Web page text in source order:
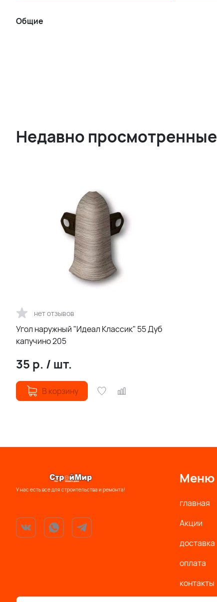
Общие
Недавно просмотренные
нет отзывов
Угол наружный "Идеал Классик" 55 Дуб
капучино 205
35 р. / шт.
В корзину
У нас есть все для строительства и ремонта!
Меню
главная
Акции
доставка
оплата
контакты